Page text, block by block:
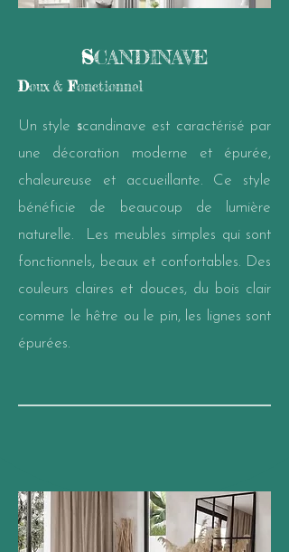
SCANDINAVE
Doux & Fonctionnel
Un style scandinave est caractérisé par
une décoration moderne et épurée,
chaleureuse et accueillante. Ce style
bénéficie de beaucoup de lumière
naturelle. Les meubles simples qui sont
fonctionnels, beaux et confortables. Des
couleurs claires et douces, du bois clair
comme le hêtre ou le pin, les lignes sont
épurées.